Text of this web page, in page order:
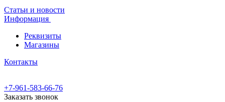
Статьи и новости
Информация
Реквизиты
Магазины
Контакты
+7-961-583-66-76
Заказать звонок